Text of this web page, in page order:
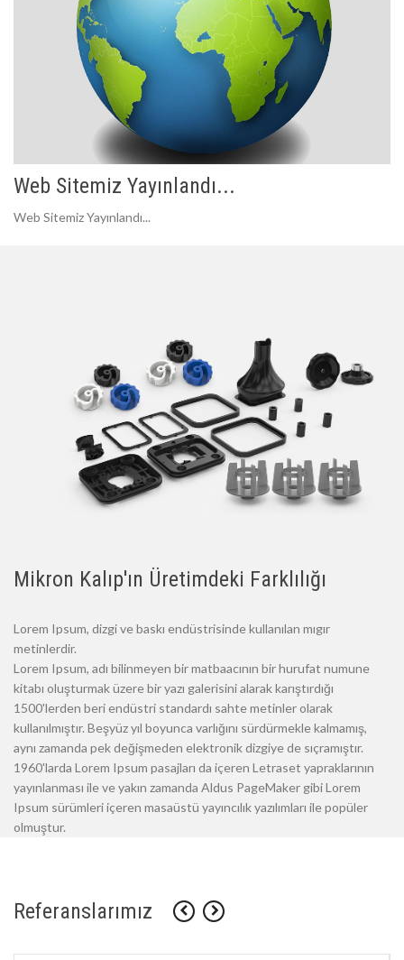
Web Sitemiz Yayınlandı...
Web Sitemiz Yayınlandı...
Mikron Kalıp'ın Üretimdeki Farklılığı
Lorem Ipsum, dizgi ve baskı endüstrisinde kullanılan mıgır
metinlerdir.
Lorem Ipsum, adı bilinmeyen bir matbaacının bir hurufat numune
kitabı oluşturmak üzere bir yazı galerisini alarak karıştırdığı
1500'lerden beri endüstri standardı sahte metinler olarak
kullanılmıştır. Beşyüz yıl boyunca varlığını sürdürmekle kalmamış,
aynı zamanda pek değişmeden elektronik dizgiye de sıçramıştır.
1960'larda Lorem Ipsum pasajları da içeren Letraset yapraklarının
yayınlanması ile ve yakın zamanda Aldus PageMaker gibi Lorem
Ipsum sürümleri içeren masaüstü yayıncılık yazılımları ile popüler
olmuştur.
Referanslarımız